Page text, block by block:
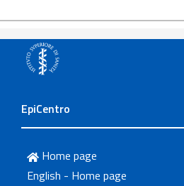
EpiCentro
Home page
English - Home page